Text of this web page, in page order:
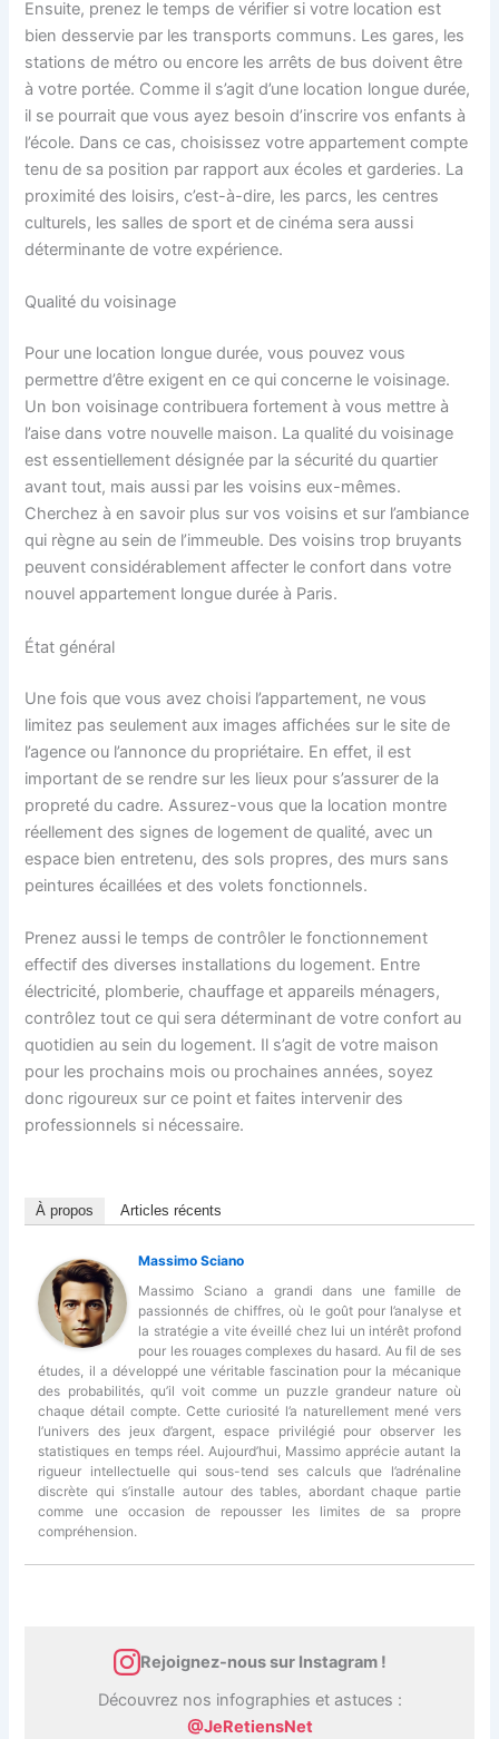
Ensuite, prenez le temps de vérifier si votre location est
bien desservie par les transports communs. Les gares, les
stations de métro ou encore les arrêts de bus doivent être
à votre portée. Comme il s’agit d’une location longue durée,
il se pourrait que vous ayez besoin d’inscrire vos enfants à
l’école. Dans ce cas, choisissez votre appartement compte
tenu de sa position par rapport aux écoles et garderies. La
proximité des loisirs, c’est-à-dire, les parcs, les centres
culturels, les salles de sport et de cinéma sera aussi
déterminante de votre expérience.
Qualité du voisinage
Pour une location longue durée, vous pouvez vous
permettre d’être exigent en ce qui concerne le voisinage.
Un bon voisinage contribuera fortement à vous mettre à
l’aise dans votre nouvelle maison. La qualité du voisinage
est essentiellement désignée par la sécurité du quartier
avant tout, mais aussi par les voisins eux-mêmes.
Cherchez à en savoir plus sur vos voisins et sur l’ambiance
qui règne au sein de l’immeuble. Des voisins trop bruyants
peuvent considérablement affecter le confort dans votre
nouvel appartement longue durée à Paris.
État général
Une fois que vous avez choisi l’appartement, ne vous
limitez pas seulement aux images affichées sur le site de
l’agence ou l’annonce du propriétaire. En effet, il est
important de se rendre sur les lieux pour s’assurer de la
propreté du cadre. Assurez-vous que la location montre
réellement des signes de logement de qualité, avec un
espace bien entretenu, des sols propres, des murs sans
peintures écaillées et des volets fonctionnels.
Prenez aussi le temps de contrôler le fonctionnement
effectif des diverses installations du logement. Entre
électricité, plomberie, chauffage et appareils ménagers,
contrôlez tout ce qui sera déterminant de votre confort au
quotidien au sein du logement. Il s’agit de votre maison
pour les prochains mois ou prochaines années, soyez
donc rigoureux sur ce point et faites intervenir des
professionnels si nécessaire.
À propos Articles récents
Massimo Sciano
Massimo Sciano a grandi dans une famille de
passionnés de chiffres, où le goût pour l’analyse et
la stratégie a vite éveillé chez lui un intérêt profond
pour les rouages complexes du hasard. Au fil de ses
études, il a développé une véritable fascination pour la mécanique
des probabilités, qu’il voit comme un puzzle grandeur nature où
chaque détail compte. Cette curiosité l’a naturellement mené vers
l’univers des jeux d’argent, espace privilégié pour observer les
statistiques en temps réel. Aujourd’hui, Massimo apprécie autant la
rigueur intellectuelle qui sous-tend ses calculs que l’adrénaline
discrète qui s’installe autour des tables, abordant chaque partie
comme une occasion de repousser les limites de sa propre
compréhension.
Rejoignez-nous sur Instagram !
Découvrez nos infographies et astuces :
@JeRetiensNet